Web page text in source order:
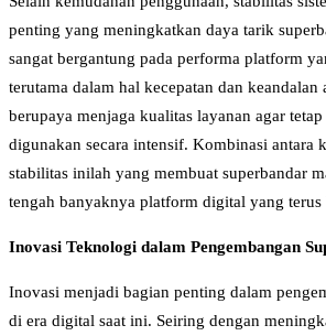
penting yang meningkatkan daya tarik
sangat bergantung pada performa platform
terutama dalam hal kecepatan dan keandalan
berupaya menjaga kualitas layanan agar
digunakan secara intensif. Kombinasi antara
stabilitas inilah yang membuat superbandar
tengah banyaknya platform digital yang terus
Inovasi Teknologi dalam Pengembangan
Inovasi menjadi bagian penting dalam
di era digital saat ini. Seiring dengan